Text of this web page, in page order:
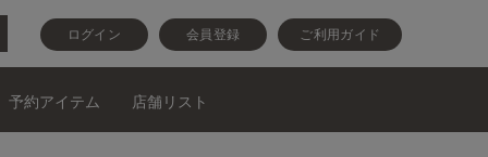
ログイン 会員登録 ご利用ガイド
予約アイテム 店舗リスト